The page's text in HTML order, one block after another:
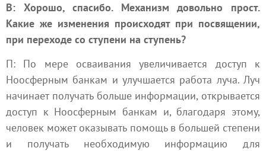
В: Хорошо, спасибо. Механизм довольно прост.
Какие же изменения происходят при посвящении,
при переходе со ступени на ступень?
П: По мере осваивания увеличивается доступ к
Ноосферным банкам и улучшается работа луча. Луч
начинает получать больше информации, открывается
доступ к Ноосферным банкам и, благодаря этому,
человек может оказывать помощь в большей степени
и получать необходимую информацию для